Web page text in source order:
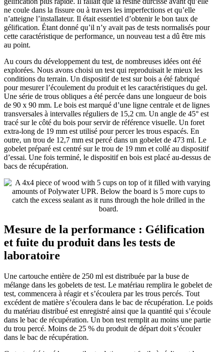
ne coule dans la fissure ou à travers les imperfections et qu’elle
n’atteigne l’installateur. Il était essentiel d’obtenir le bon taux de
gélification. Étant donné qu’il n’y avait pas de tests normalisés pour
cette caractéristique de performance, un nouveau test a dû être mis
au point.
Au cours du développement du test, de nombreuses idées ont été
explorées. Nous avons choisi un test qui reproduisait le mieux les
conditions du terrain. Un dispositif de test sur bois a été fabriqué
pour mesurer l’écoulement du produit et les caractéristiques du gel.
Une série de trous obliques a été percée dans une longueur de bois
de 90 x 90 mm. Le bois est marqué d’une ligne centrale et de lignes
transversales à intervalles réguliers de 15,2 cm. Un angle de 45° est
tracé sur le côté du bois pour servir de référence visuelle. Un foret
extra-long de 19 mm est utilisé pour percer les trous espacés. En
outre, un trou de 12,7 mm est percé dans un gobelet de 473 ml. Le
gobelet préparé est centré sur le trou de 19 mm et collé au dispositif
d’essai. Une fois terminé, le dispositif en bois est placé au-dessus de
bacs de récupération.
Mesure de la performance : Gélification
et fuite du produit dans les tests de
laboratoire
Une cartouche entière de 250 ml est distribuée par la buse de
mélange dans les gobelets de test. Le matériau remplira le gobelet de
test, commencera à réagir et s’écoulera par les trous percés. Tout
excédent de matière s’écoulera dans le bac de récupération. Le poids
du matériau distribué est enregistré ainsi que la quantité qui s’écoule
dans le bac de récupération. Un bon test remplit au moins une partie
du trou percé. Moins de 25 % du produit de départ doit s’écouler
dans le bac de récupération.